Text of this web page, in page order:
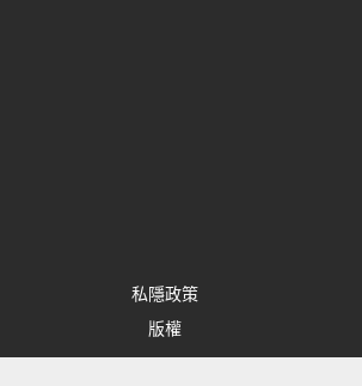
私隱政策
版權